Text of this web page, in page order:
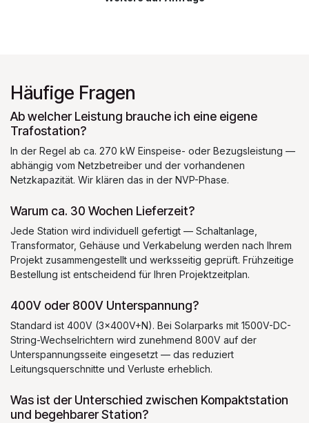
Häufige Fragen
Ab welcher Leistung brauche ich eine eigene
Trafostation?
In der Regel ab ca. 270 kW Einspeise- oder Bezugsleistung —
abhängig vom Netzbetreiber und der vorhandenen
Netzkapazität. Wir klären das in der NVP-Phase.
Warum ca. 30 Wochen Lieferzeit?
Jede Station wird individuell gefertigt — Schaltanlage,
Transformator, Gehäuse und Verkabelung werden nach Ihrem
Projekt zusammengestellt und werksseitig geprüft. Frühzeitige
Bestellung ist entscheidend für Ihren Projektzeitplan.
400V oder 800V Unterspannung?
Standard ist 400V (3x400V+N). Bei Solarparks mit 1500V-DC-
String-Wechselrichtern wird zunehmend 800V auf der
Unterspannungsseite eingesetzt — das reduziert
Leitungsquerschnitte und Verluste erheblich.
Was ist der Unterschied zwischen Kompaktstation
und begehbarer Station?